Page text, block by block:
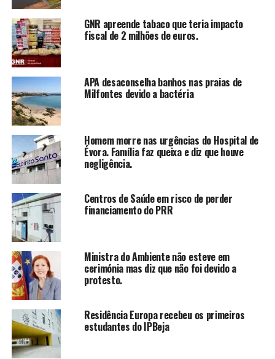
GNR apreende tabaco que teria impacto
fiscal de 2 milhões de euros.
APA desaconselha banhos nas praias de
Milfontes devido a bactéria
Homem morre nas urgências do Hospital de
Évora. Família faz queixa e diz que houve
negligência.
Centros de Saúde em risco de perder
financiamento do PRR
Ministra do Ambiente não esteve em
cerimónia mas diz que não foi devido a
protesto.
Residência Europa recebeu os primeiros
estudantes do IPBeja